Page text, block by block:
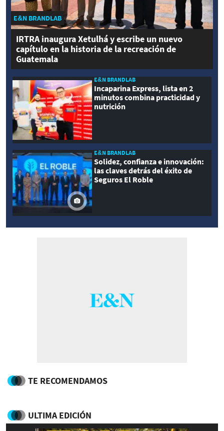
E&N BRANDLAB
IRTRA inaugura Xetulhá y escribe un nuevo
capítulo en la historia de la recreación de
Guatemala
E&N BRANDLAB
Incaparina Express, lista en 2
minutos combina practicidad y
nutrición
E&N BRANDLAB
Solidez, confianza e innovación:
las claves detrás del éxito de
Seguros El Roble
TE RECOMENDAMOS
ULTIMA EDICIÓN